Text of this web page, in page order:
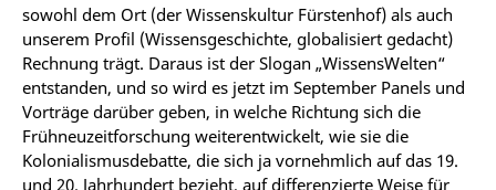
sowohl dem Ort (der Wissenskultur Fürstenhof) als auch
unserem Profil (Wissensgeschichte, globalisiert gedacht)
Rechnung trägt. Daraus ist der Slogan „WissensWelten“
entstanden, und so wird es jetzt im September Panels und
Vorträge darüber geben, in welche Richtung sich die
Frühneuzeitforschung weiterentwickelt, wie sie die
Kolonialismusdebatte, die sich ja vornehmlich auf das 19.
und 20. Jahrhundert bezieht, auf differenzierte Weise für